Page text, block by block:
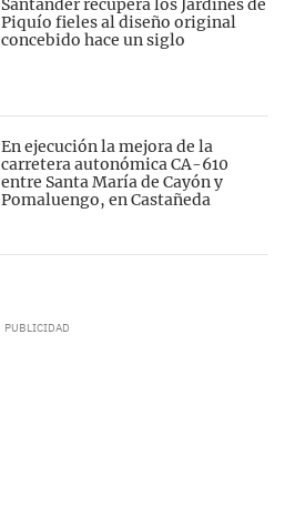
Santander recupera los Jardines de
Piquío fieles al diseño original
concebido hace un siglo
En ejecución la mejora de la
carretera autonómica CA-610
entre Santa María de Cayón y
Pomaluengo, en Castañeda